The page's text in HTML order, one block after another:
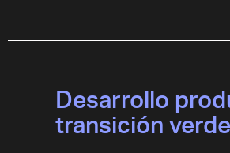
Desarrollo
transición verde